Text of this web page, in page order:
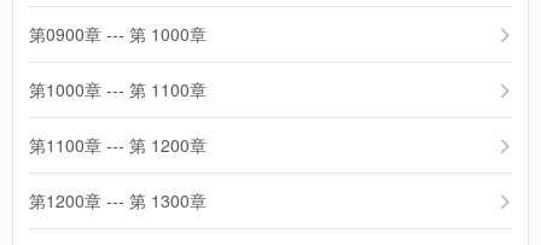
第0900章 --- 第 1000章
第1000章 --- 第 1100章
第1100章 --- 第 1200章
第1200章 --- 第 1300章